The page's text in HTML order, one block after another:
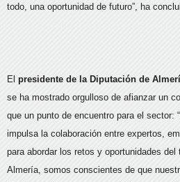
todo, una oportunidad de futuro”, ha
El presidente de la Diputación de
se ha mostrado orgulloso de afianzar un
que un punto de encuentro para el sector:
impulsa la colaboración entre expertos,
para abordar los retos y oportunidades
Almería, somos conscientes de que